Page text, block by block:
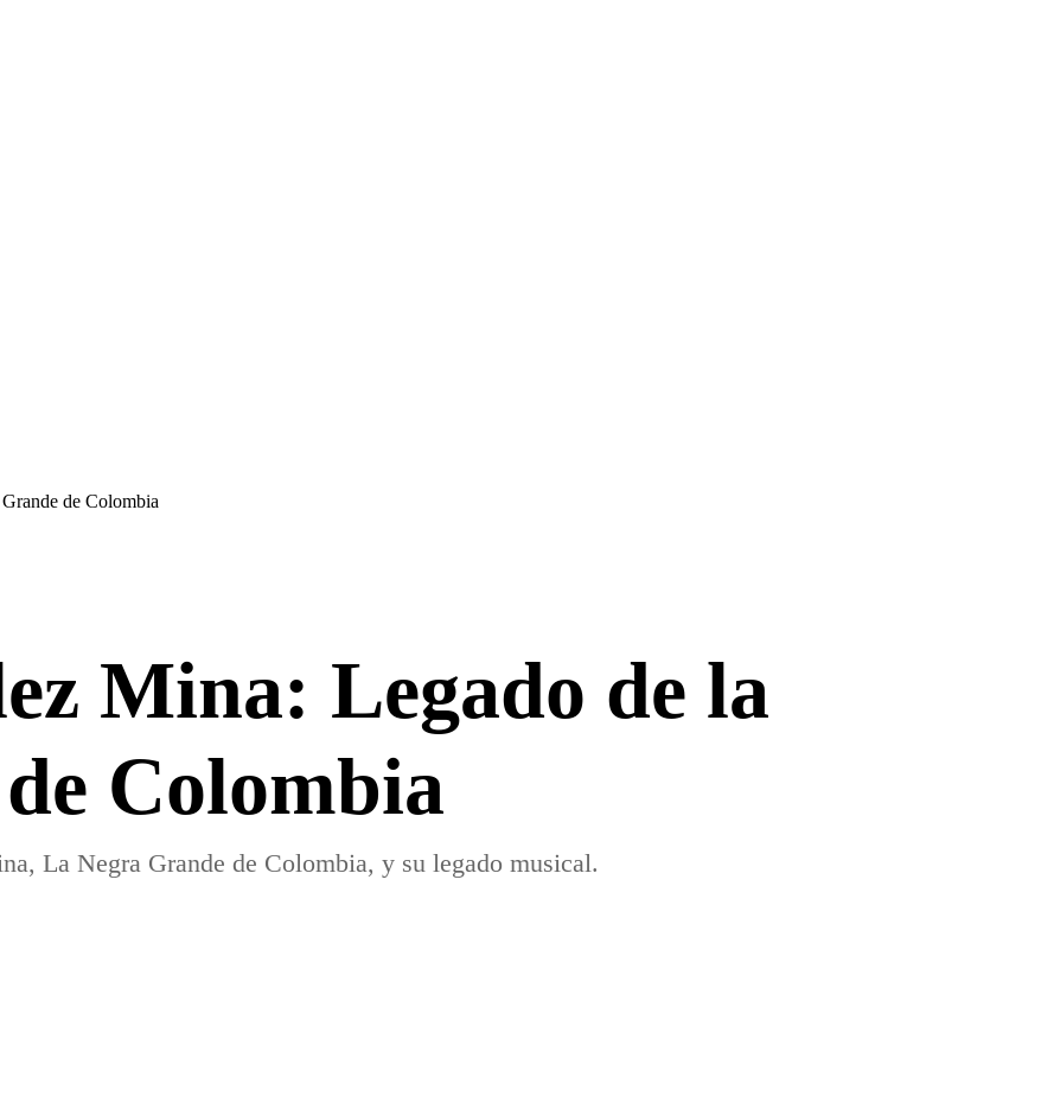
de Colombia
Mina: Legado de la
Colombia
La Negra Grande de Colombia, y su legado musical.